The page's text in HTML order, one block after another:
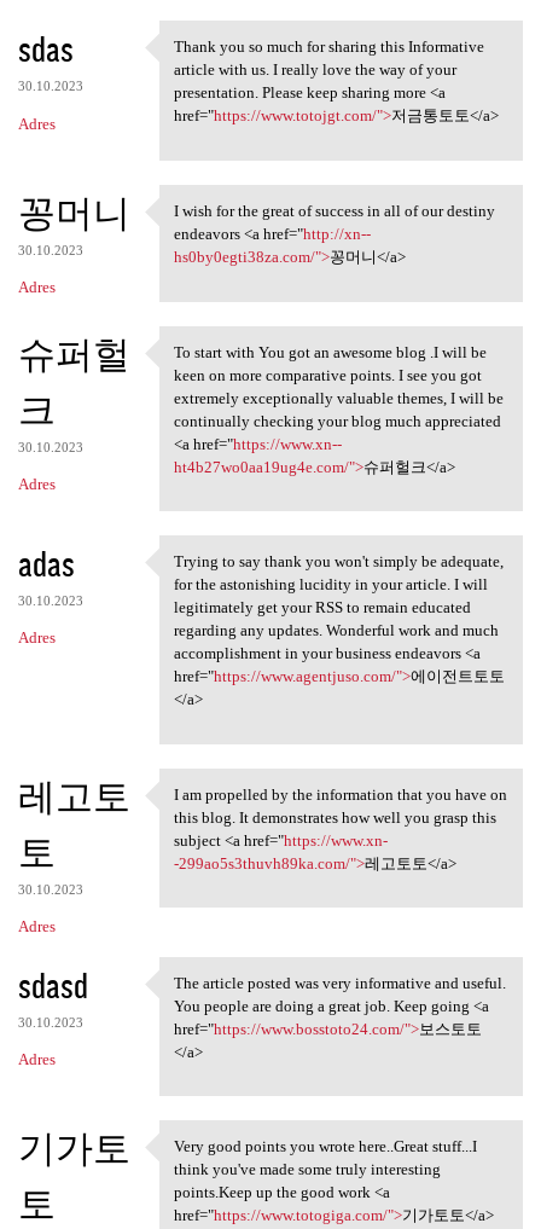
sdas
30.10.2023
Adres
Thank you so much for sharing
Thank you so much for sharing this Informative
article with us. I really love the way of your
presentation. Please keep sharing more <a
href="https://www.totojgt.com/">저금통토토</a>
꽁머니
30.10.2023
Adres
I wish for the great of
I wish for the great of success in all of our destiny
endeavors <a href="http://xn--
hs0by0egti38za.com/">꽁머니</a>
슈퍼헐
크
30.10.2023
Adres
To start with You got an
To start with You got an awesome blog .I will be
keen on more comparative points. I see you got
extremely exceptionally valuable themes, I will be
continually checking your blog much appreciated
<a href="https://www.xn--
ht4b27wo0aa19ug4e.com/">슈퍼헐크</a>
adas
30.10.2023
Adres
Trying to say thank you won't
Trying to say thank you won't simply be adequate,
for the astonishing lucidity in your article. I will
legitimately get your RSS to remain educated
regarding any updates. Wonderful work and much
accomplishment in your business endeavors <a
href="https://www.agentjuso.com/">에이전트토토
</a>
레고토
토
30.10.2023
Adres
I am propelled by the
I am propelled by the information that you have on
this blog. It demonstrates how well you grasp this
subject <a href="https://www.xn-
-299ao5s3thuvh89ka.com/">레고토토</a>
sdasd
30.10.2023
Adres
The article posted was very
The article posted was very informative and useful.
You people are doing a great job. Keep going <a
href="https://www.bosstoto24.com/">보스토토
</a>
기가토
토
Very good points you wrote
Very good points you wrote here..Great stuff...I
think you've made some truly interesting
points.Keep up the good work <a
href="https://www.totogiga.com/">기가토토</a>